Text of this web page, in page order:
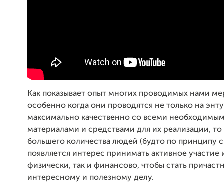
Как показывает опыт многих проводимых нами
особенно когда они проводятся не только на
максимально качественно со всеми
материалами и средствами для их реализации, то
большего количества людей (будто по принципу
появляется интерес принимать активное участие
физически, так и финансово, чтобы стать
интересному и полезному делу.